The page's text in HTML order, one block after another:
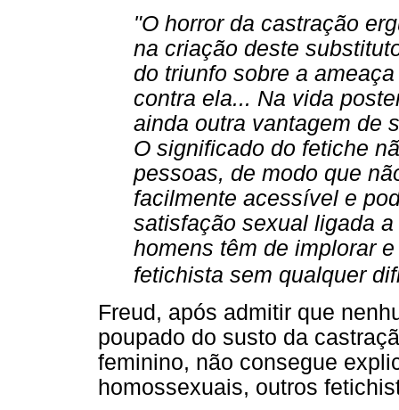
"O horror da castração
na criação deste
do triunfo sobre a
contra ela... Na vida
ainda outra vantagem de
O significado do fetiche
pessoas, de modo que
facilmente acessível e
satisfação sexual ligada
homens têm de implorar
fetichista sem qualquer
Freud, após admitir que
poupado do susto da
feminino, não consegue
homossexuais, outros